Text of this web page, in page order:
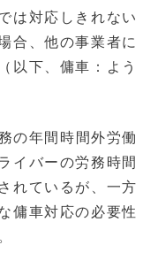
は対応しきれない
合、他の事業者に
以下、傭車：よう
の年間時間外労働
イバーの労務時間
れているが、一方
傭車対応の必要性